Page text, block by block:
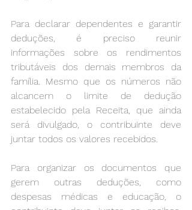
Para declarar dependentes e garantir
deduções, é preciso reunir
informações sobre os rendimentos
tributáveis dos demais membros da
família. Mesmo que os números não
alcancem o limite de dedução
estabelecido pela Receita, que ainda
será divulgado, o contribuinte deve
juntar todos os valores recebidos.
Para organizar os documentos que
gerem outras deduções, como
despesas médicas e educação, o